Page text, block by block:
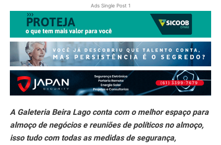
Ads Single Post 1
A Galeteria Beira Lago conta com o melhor espaço para
almoço de negócios e reuniões de políticos no almoço,
isso tudo com todas as medidas de segurança,